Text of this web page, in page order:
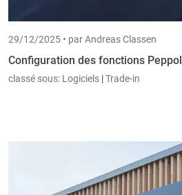
29/12/2025 • par Andreas Classen
Configuration des fonctions Peppol
classé sous: Logiciels |Trade-in